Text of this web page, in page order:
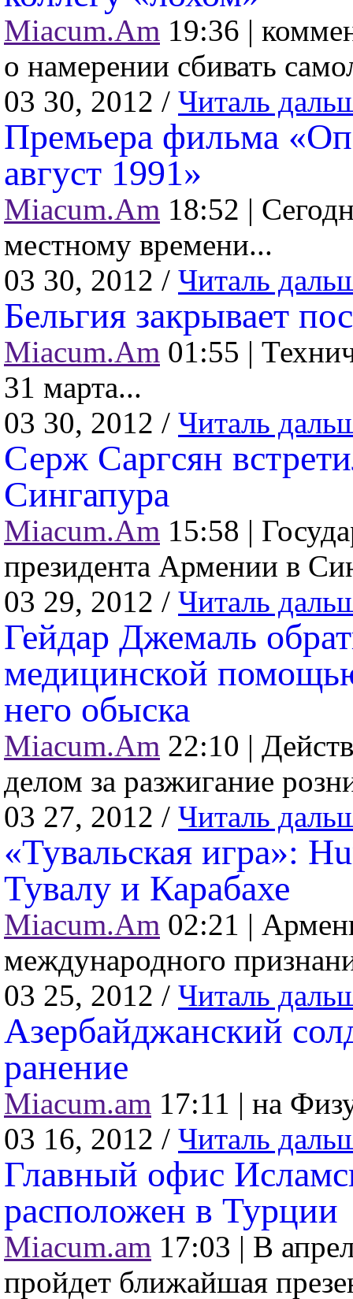
Miacum.Am 19:36 |
о намерении сбивать
03 30, 2012 / Читаль
Премьера фильма
август 1991»
Miacum.Am 18:52 |
местному времени...
03 30, 2012 / Читаль
Бельгия закрывает
Miacum.Am 01:55 |
31 марта...
03 30, 2012 / Читаль
Серж Саргсян
Сингапура
Miacum.Am 15:58 |
президента Армении в
03 29, 2012 / Читаль
Гейдар Джемаль
медицинской
него обыска
Miacum.Am 22:10 |
делом за разжигание
03 27, 2012 / Читаль
«Тувальская игра»:
Тувалу и Карабахе
Miacum.Am 02:21 |
международного
03 25, 2012 / Читаль
Азербайджанский
ранение
Miacum.am 17:11 | на
03 16, 2012 / Читаль
Главный офис
расположен в Турции
Miacum.am 17:03 | В
пройдет ближайшая